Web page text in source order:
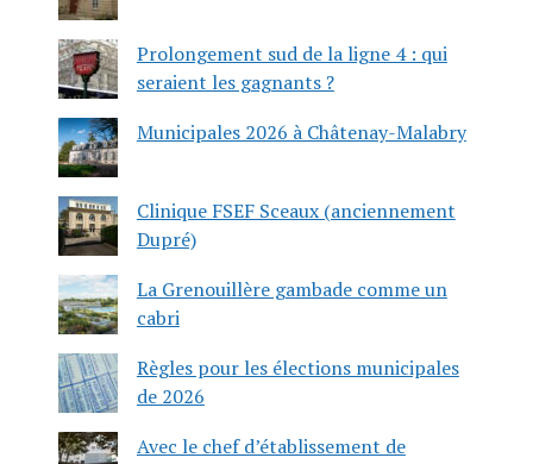
Prolongement sud de la ligne 4 : qui
seraient les gagnants ?
Municipales 2026 à Châtenay-Malabry
Clinique FSEF Sceaux (anciennement
Dupré)
La Grenouillère gambade comme un
cabri
Règles pour les élections municipales
de 2026
Avec le chef d’établissement de